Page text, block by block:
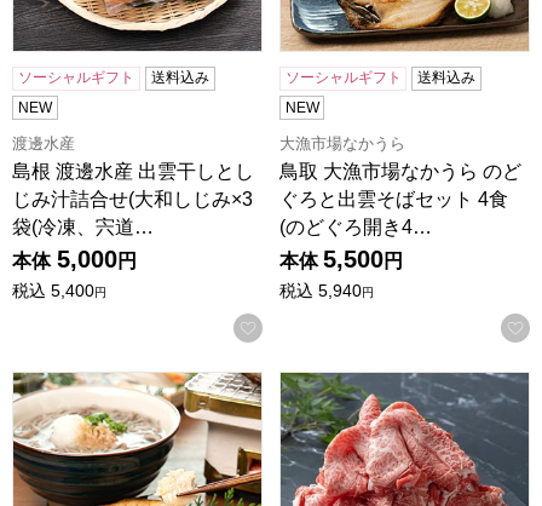
ソーシャルギフト
送料込み
NEW
渡邊水産
島根 渡邊水産 出雲干しとし
じみ汁詰合せ(大和しじみ×3
袋(冷凍、宍道…
本体 5,000円
税込 5,400円
お気に入りに登録する
ソーシャルギフト
送料込み
NEW
大漁市場なかうら
鳥取 大漁市場なかうら のど
ぐろと出雲そばセット 4食
(のどぐろ開き4…
本体 5,500円
税込 5,940円
鳥取 大漁市場なかうら のどぐろと出雲そばセット 2食(の
島根 しまね和牛 A4等級赤身